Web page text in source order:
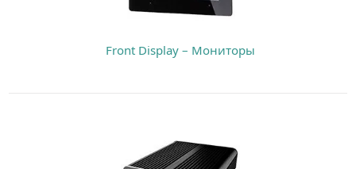
Front Display – Мониторы